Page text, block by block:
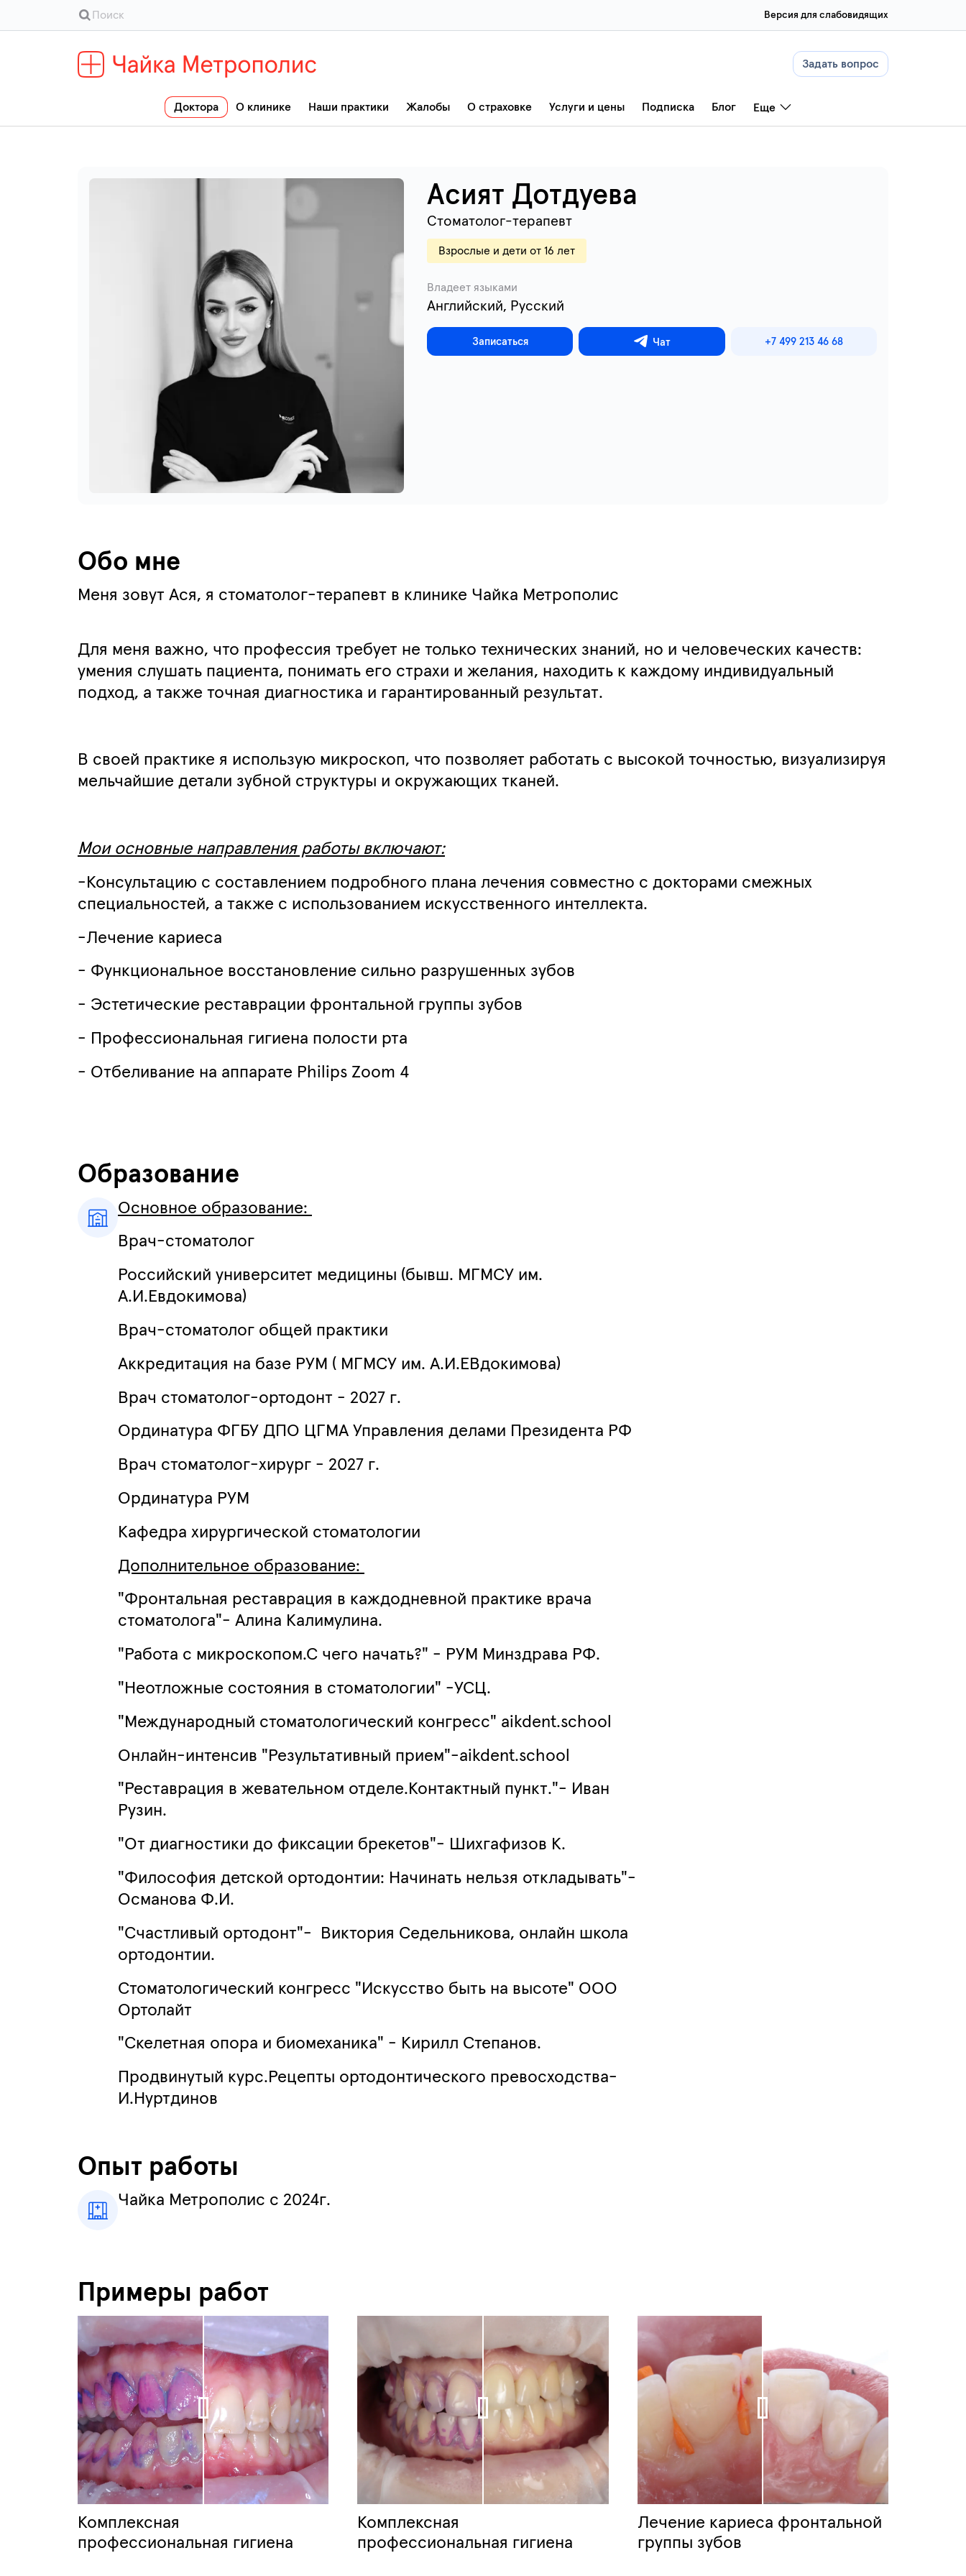
Версия для слабовидящих
Задать вопрос
Доктора О клинике Наши практики Жалобы О страховке Услуги и цены Подписка Блог Еще
Асият Дотдуева
Стоматолог-терапевт
Взрослые и дети от 16 лет
Владеет языками
Английский, Русский
Записаться Чат +7 499 213 46 68
Обо мне
Меня зовут Ася, я стоматолог-терапевт в клинике Чайка Метрополис
Для меня важно, что профессия требует не только технических знаний, но и человеческих качеств:
умения слушать пациента, понимать его страхи и желания, находить к каждому индивидуальный
подход, а также точная диагностика и гарантированный результат.
В своей практике я использую микроскоп, что позволяет работать с высокой точностью, визуализируя
мельчайшие детали зубной структуры и окружающих тканей.
Мои основные направления работы включают:
-Консультацию с составлением подробного плана лечения совместно с докторами смежных
специальностей, а также с использованием искусственного интеллекта.
-Лечение кариеса
- Функциональное восстановление сильно разрушенных зубов
- Эстетические реставрации фронтальной группы зубов
- Профессиональная гигиена полости рта
- Отбеливание на аппарате Philips Zoom 4
Образование
Основное образование:
Врач-стоматолог
Российский университет медицины (бывш. МГМСУ им.
А.И.Евдокимова)
Врач-стоматолог общей практики
Аккредитация на базе РУМ ( МГМСУ им. А.И.ЕВдокимова)
Врач стоматолог-ортодонт - 2027 г.
Ординатура ФГБУ ДПО ЦГМА Управления делами Президента РФ
Врач стоматолог-хирург - 2027 г.
Ординатура РУМ
Кафедра хирургической стоматологии
Дополнительное образование:
"Фронтальная реставрация в каждодневной практике врача
стоматолога"- Алина Калимулина.
"Работа с микроскопом.С чего начать?" - РУМ Минздрава РФ.
"Неотложные состояния в стоматологии" -УСЦ.
"Международный стоматологический конгресс" aikdent.school
Онлайн-интенсив "Результативный прием"-aikdent.school
"Реставрация в жевательном отделе.Контактный пункт."- Иван
Рузин.
"От диагностики до фиксации брекетов"- Шихгафизов К.
"Философия детской ортодонтии: Начинать нельзя откладывать"-
Османова Ф.И.
"Счастливый ортодонт"- Виктория Седельникова, онлайн школа
ортодонтии.
Стоматологический конгресс "Искусство быть на высоте" ООО
Ортолайт
"Скелетная опора и биомеханика" - Кирилл Степанов.
Продвинутый курс.Рецепты ортодонтического превосходства-
И.Нуртдинов
Опыт работы
Чайка Метрополис с 2024г.
Примеры работ
Комплексная
профессиональная гигиена
Комплексная
профессиональная гигиена
Лечение кариеса фронтальной
группы зубов